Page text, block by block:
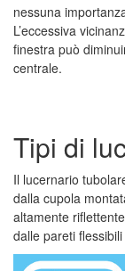
nessuna
L’eccessiva
finestra può
centrale.
Tipi di
Il lucernario
dalla cupola
altamente
dalle pareti